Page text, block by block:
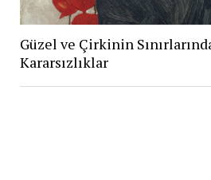
Güzel ve Çirkinin
Kararsızlıklar